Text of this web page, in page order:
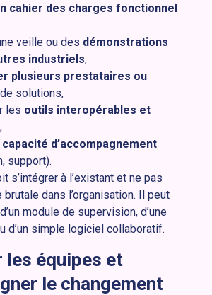
cahier des charges fonctionnel
veille ou des démonstrations
industriels,
plusieurs prestataires ou
de solutions,
les outils interopérables et
,
capacité d’accompagnement
support).
s’intégrer à l’existant et ne pas
dans l’organisation. Il peut
d’un module de supervision, d’une
d’un simple logiciel collaboratif.
les équipes et
le changement